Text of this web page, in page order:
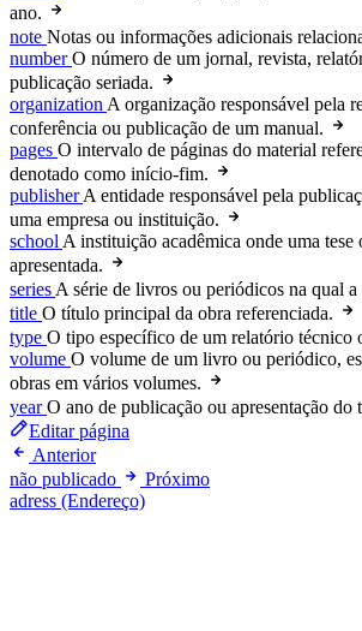
ano.
note Notas ou informações adicionais
number O número de um jornal, revista,
publicação seriada.
organization A organização responsável pela
conferência ou publicação de um manual.
pages O intervalo de páginas do material
denotado como início-fim.
publisher A entidade responsável pela
uma empresa ou instituição.
school A instituição acadêmica onde uma tese
apresentada.
series A série de livros ou periódicos na qual
title O título principal da obra referenciada.
type O tipo específico de um relatório técnico
volume O volume de um livro ou periódico,
obras em vários volumes.
year O ano de publicação ou apresentação do
Editar página
Anterior
não publicado
Próximo
adress (Endereço)